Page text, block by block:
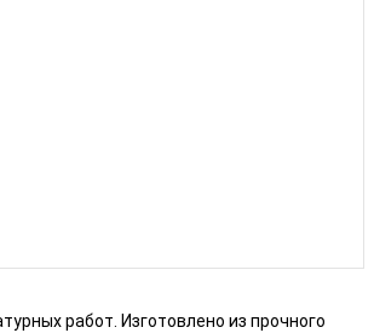
работ. Изготовлено из прочного